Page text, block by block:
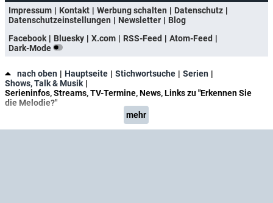
mehr
Impressum
Kontakt Werbung schalten
Datenschutz
Datenschutzeinstellungen
Newsletter
Blog
Facebook
Bluesky X.com RSS-Feed
Atom-Feed
Dark-Mode
nach oben Hauptseite Stichwortsuche
Serien
Shows, Talk & Musik
Serieninfos, Streams, TV-Termine, News, Links zu "Erkennen Sie
die Melodie?"